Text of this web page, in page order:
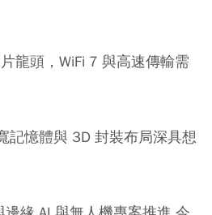
龍頭，WiFi 7 與高速傳輸需
記憶體與 3D 封裝布局深具想